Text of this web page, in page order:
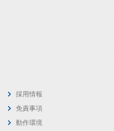
採用情報
免責事項
動作環境